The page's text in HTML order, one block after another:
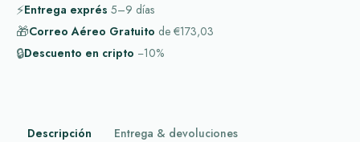
⚡Entrega exprés 5–9 días
🎁Correo Aéreo Gratuito de €173,03
🔒Descuento en cripto −10%
Descripción Entrega & devoluciones